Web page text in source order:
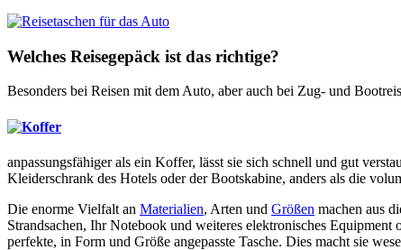
Welches Reisegepäck ist das richtige?
Besonders bei Reisen mit dem Auto, aber auch bei Zug- und
anpassungsfähiger als ein Koffer, lässt sie sich schnell und gut
Kleiderschrank des Hotels oder der Bootskabine, anders als die
Die enorme Vielfalt an Materialien, Arten und Größen machen aus
Strandsachen, Ihr Notebook und weiteres elektronisches
perfekte, in Form und Größe angepasste Tasche. Dies macht sie